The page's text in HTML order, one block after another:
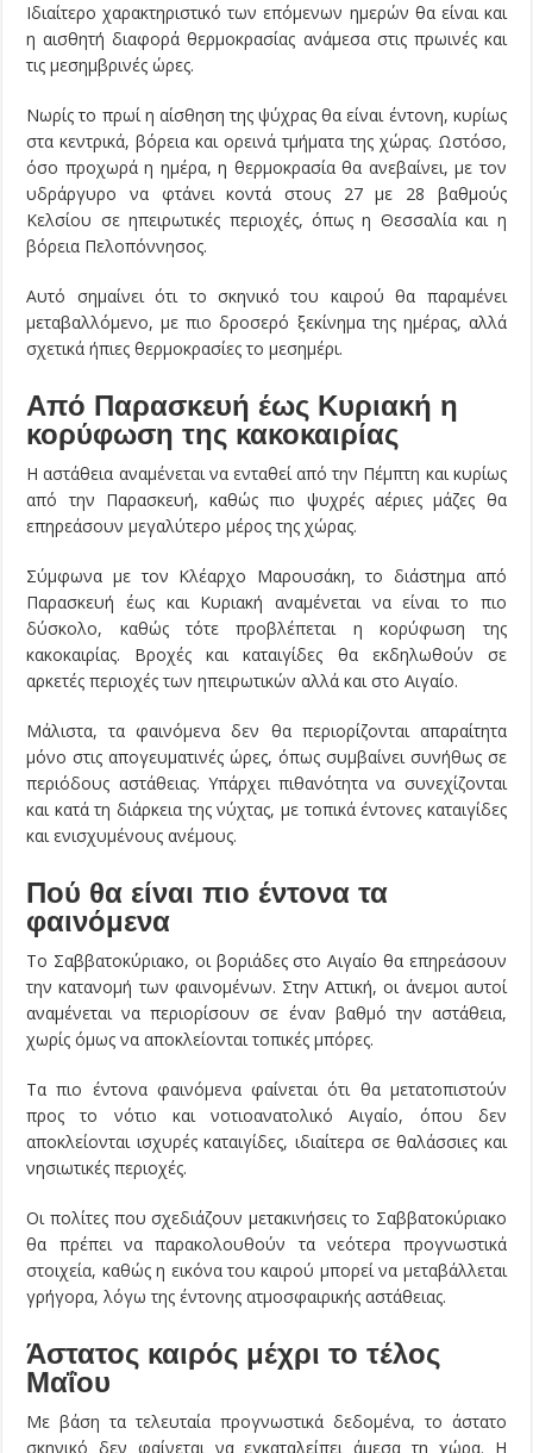
Ιδιαίτερο χαρακτηριστικό των επόμενων ημερών θα είναι και
η αισθητή διαφορά θερμοκρασίας ανάμεσα στις πρωινές και
τις μεσημβρινές ώρες.
Νωρίς το πρωί η αίσθηση της ψύχρας θα είναι έντονη, κυρίως
στα κεντρικά, βόρεια και ορεινά τμήματα της χώρας. Ωστόσο,
όσο προχωρά η ημέρα, η θερμοκρασία θα ανεβαίνει, με τον
υδράργυρο να φτάνει κοντά στους 27 με 28 βαθμούς
Κελσίου σε ηπειρωτικές περιοχές, όπως η Θεσσαλία και η
βόρεια Πελοπόννησος.
Αυτό σημαίνει ότι το σκηνικό του καιρού θα παραμένει
μεταβαλλόμενο, με πιο δροσερό ξεκίνημα της ημέρας, αλλά
σχετικά ήπιες θερμοκρασίες το μεσημέρι.
Από Παρασκευή έως Κυριακή η
κορύφωση της κακοκαιρίας
Η αστάθεια αναμένεται να ενταθεί από την Πέμπτη και κυρίως
από την Παρασκευή, καθώς πιο ψυχρές αέριες μάζες θα
επηρεάσουν μεγαλύτερο μέρος της χώρας.
Σύμφωνα με τον Κλέαρχο Μαρουσάκη, το διάστημα από
Παρασκευή έως και Κυριακή αναμένεται να είναι το πιο
δύσκολο, καθώς τότε προβλέπεται η κορύφωση της
κακοκαιρίας. Βροχές και καταιγίδες θα εκδηλωθούν σε
αρκετές περιοχές των ηπειρωτικών αλλά και στο Αιγαίο.
Μάλιστα, τα φαινόμενα δεν θα περιορίζονται απαραίτητα
μόνο στις απογευματινές ώρες, όπως συμβαίνει συνήθως σε
περιόδους αστάθειας. Υπάρχει πιθανότητα να συνεχίζονται
και κατά τη διάρκεια της νύχτας, με τοπικά έντονες καταιγίδες
και ενισχυμένους ανέμους.
Πού θα είναι πιο έντονα τα
φαινόμενα
Το Σαββατοκύριακο, οι βοριάδες στο Αιγαίο θα επηρεάσουν
την κατανομή των φαινομένων. Στην Αττική, οι άνεμοι αυτοί
αναμένεται να περιορίσουν σε έναν βαθμό την αστάθεια,
χωρίς όμως να αποκλείονται τοπικές μπόρες.
Τα πιο έντονα φαινόμενα φαίνεται ότι θα μετατοπιστούν
προς το νότιο και νοτιοανατολικό Αιγαίο, όπου δεν
αποκλείονται ισχυρές καταιγίδες, ιδιαίτερα σε θαλάσσιες και
νησιωτικές περιοχές.
Οι πολίτες που σχεδιάζουν μετακινήσεις το Σαββατοκύριακο
θα πρέπει να παρακολουθούν τα νεότερα προγνωστικά
στοιχεία, καθώς η εικόνα του καιρού μπορεί να μεταβάλλεται
γρήγορα, λόγω της έντονης ατμοσφαιρικής αστάθειας.
Άστατος καιρός μέχρι το τέλος
Μαΐου
Με βάση τα τελευταία προγνωστικά δεδομένα, το άστατο
σκηνικό δεν φαίνεται να εγκαταλείπει άμεσα τη χώρα. Η